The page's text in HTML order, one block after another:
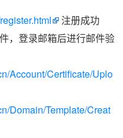
注册成功
，登录邮箱后进行邮件验
Account/Certificate/Uplo
Domain/Template/Creat